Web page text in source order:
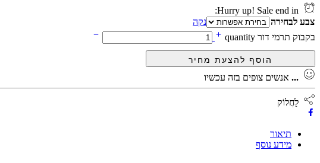
צבע לבחירה
נקה
בקבוק תרמי דור quantity
... אנשים צופים בזה עכשיו
לַחֲלוֹק
תיאור
מידע נוסף